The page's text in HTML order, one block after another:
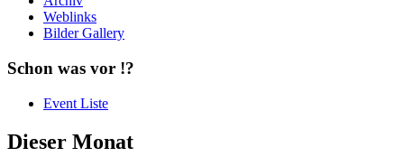
Weblinks
Bilder Gallery
Schon was vor !?
Event Liste
Dieser Monat